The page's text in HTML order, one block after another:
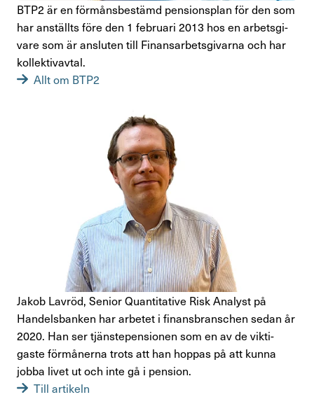
BTP2 är en förmåns­be­stämd pensions­plan för den som
har anställts före den 1 februari 2013 hos en arbets­gi­
vare som är ansluten till Finans­ar­bets­gi­varna och har
kollek­tivavtal.
Allt om BTP2
Jakob Lavröd, Senior Quan­ti­ta­tive Risk Analyst på
Handels­banken har arbetet i finans­bran­schen sedan år
2020. Han ser tjäns­te­pen­sionen som en av de vikti­
gaste förmå­nerna trots att han hoppas på att kunna
jobba livet ut och inte gå i pension.
Till artikeln